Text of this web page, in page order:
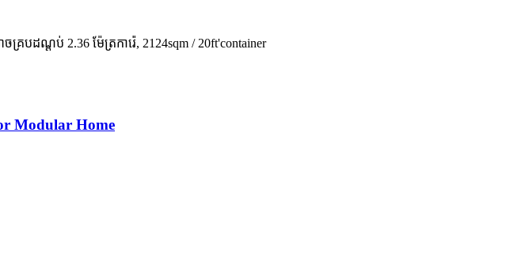
របដណ្តប់ 2.36 ម៉ែត្រការ៉េ, 2124sqm / 20ft'container
Modular Home